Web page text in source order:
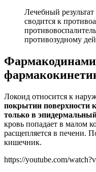
Лечебный
сводится к
противозудному
Локоид относится к
покрытии поверхности
только в
кровь попадает в малом
расщепляется в печени.
кишечник.
https://youtube.com/